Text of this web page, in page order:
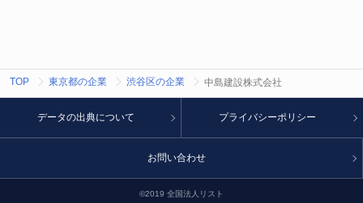
TOP 東京都の企業 渋谷区の企業 中島建設株式会社
©2019 全国法人リスト
データの出典について プライバシーポリシー
お問い合わせ